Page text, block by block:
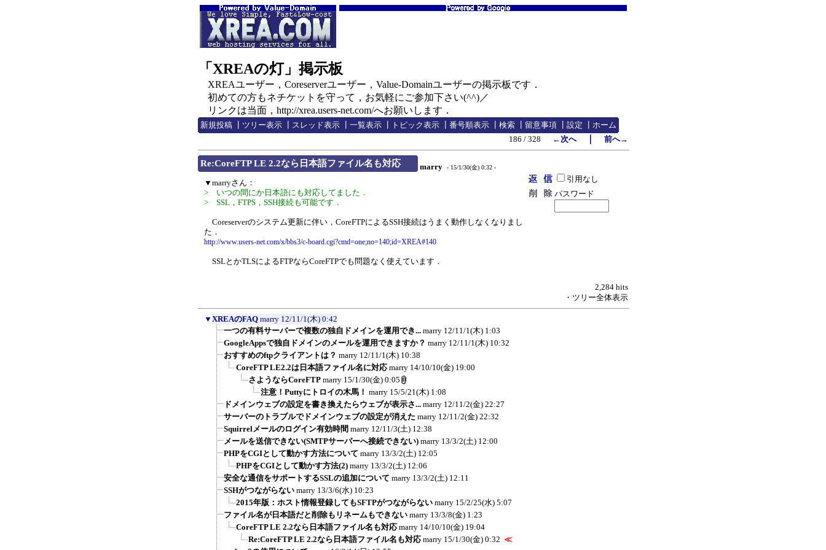
「XREAの灯」掲示板
XREAユーザー，Coreserverユーザー，Value-Domainユーザーの掲示板です．
初めての方もネチケットを守って，お気軽にご参加下さい(^^)／
リンクは当面，http://xrea.users-net.com/へお願いします．
新規投稿 ツリー表示 スレッド表示 一覧表示 トピック表示 番号順表示 検索 留意事項 設定
ホーム
186 / 328
←次へ｜ 前へ→
Re:CoreFTP LE 2.2なら日本語ファイル名も対応 marry - 15/1/30(金) 0:32 -
▼marryさん：
> いつの間にか日本語にも対応してました．
> SSL，FTPS，SSH接続も可能です．
Coreserverのシステム更新に伴い，CoreFTPによるSSH接続はうまく動作しなくなりまし
た．
http://www.users-net.com/x/bbs3/c-board.cgi?cmd=one;no=140;id=XREA#140
SSLとかTLSによるFTPならCoreFTPでも問題なく使えています．
引用なし
パスワード
2,284 hits
・ツリー全体表示
▼ XREAのFAQ marry 12/11/1(木) 0:42
一つの有料サーバーで複数の独自ドメインを運用でき... marry 12/11/1(木) 1:03
GoogleAppsで独自ドメインのメールを運用できますか？ marry 12/11/1(木) 10:32
おすすめのftpクライアントは？ marry 12/11/1(木) 10:38
CoreFTP LE2.2は日本語ファイル名に対応 marry 14/10/10(金) 19:00
さようならCoreFTP marry 15/1/30(金) 0:05
注意！Puttyにトロイの木馬！ marry 15/5/21(木) 1:08
ドメインウェブの設定を書き換えたらウェブが表示さ... marry 12/11/2(金) 22:27
サーバーのトラブルでドメインウェブの設定が消えた marry 12/11/2(金) 22:32
Squirrelメールのログイン有効時間 marry 12/11/3(土) 12:38
メールを送信できない(SMTPサーバーへ接続できない) marry 13/3/2(土) 12:00
PHPをCGIとして動かす方法について marry 13/3/2(土) 12:05
PHPをCGIとして動かす方法(2) marry 13/3/2(土) 12:06
安全な通信をサポートするSSLの追加について marry 13/3/2(土) 12:11
SSHがつながらない marry 13/3/6(水) 10:23
2015年版：ホスト情報登録してもSFTPがつながらない marry 15/2/25(水) 5:07
ファイル名が日本語だと削除もリネームもできない marry 13/3/8(金) 1:23
CoreFTP LE 2.2なら日本語ファイル名も対応 marry 14/10/10(金) 19:04
Re:CoreFTP LE 2.2なら日本語ファイル名も対応 marry 15/1/30(金) 0:32 ≪